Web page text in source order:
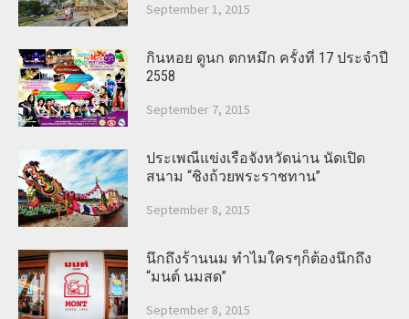
September 1, 2015
กินหอย ดูนก ตกหมึก ครั้งที่ 17 ประจำปี
2558
September 7, 2015
ประเพณีแข่งเรือจังหวัดน่าน นัดเปิด
สนาม “ชิงถ้วยพระราชทาน”
September 8, 2015
นึกถึงร้านนม ทำไมใครๆก็ต้องนึกถึง
“มนต์ นมสด”
September 8, 2015